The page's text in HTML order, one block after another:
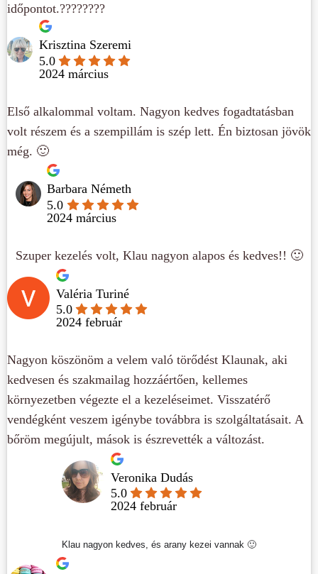
időpontot.????????
Krisztina Szeremi
5.0
2024 március
Első alkalommal voltam. Nagyon kedves fogadtatásban
volt részem és a szempillám is szép lett. Én biztosan jövök
még. 🙂
Barbara Németh
5.0
2024 március
Szuper kezelés volt, Klau nagyon alapos és kedves!! 🙂
Valéria Turiné
5.0
2024 február
Nagyon köszönöm a velem való törődést Klaunak, aki
kedvesen és szakmailag hozzáértően, kellemes
környezetben végezte el a kezeléseimet. Visszatérő
vendégként veszem igénybe továbbra is szolgáltatásait. A
bőröm megújult, mások is észrevették a változást.
Veronika Dudás
5.0
2024 február
Klau nagyon kedves, és arany kezei vannak 🙂